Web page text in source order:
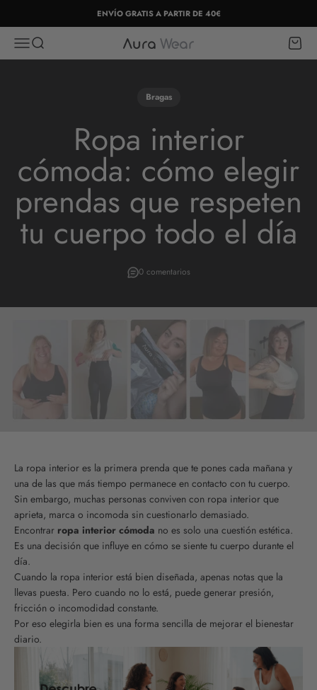
ENVÍO GRATIS A PARTIR DE 40€
Abrir menú de navegación
Abrir búsqueda Aura Wear Abrir
Bragas
Ropa interior
cómoda: cómo elegir
prendas que respeten
tu cuerpo todo el día
0 comentarios
La ropa interior es la primera prenda que te pones cada mañana y
una de las que más tiempo permanece en contacto con tu cuerpo.
Sin embargo, muchas personas conviven con ropa interior que
aprieta, marca o incomoda sin cuestionarlo demasiado.
Encontrar ropa interior cómoda no es solo una cuestión estética.
Es una decisión que influye en cómo se siente tu cuerpo durante el
día.
Cuando la ropa interior está bien diseñada, apenas notas que la
llevas puesta. Pero cuando no lo está, puede generar presión,
fricción o incomodidad constante.
Por eso elegirla bien es una forma sencilla de mejorar el bienestar
diario.